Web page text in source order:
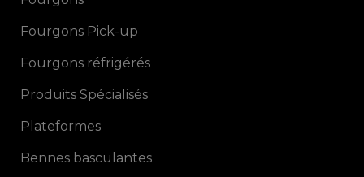
Fourgons Pick-up
Fourgons réfrigérés
Produits Spécialisés
Plateformes
Bennes basculantes